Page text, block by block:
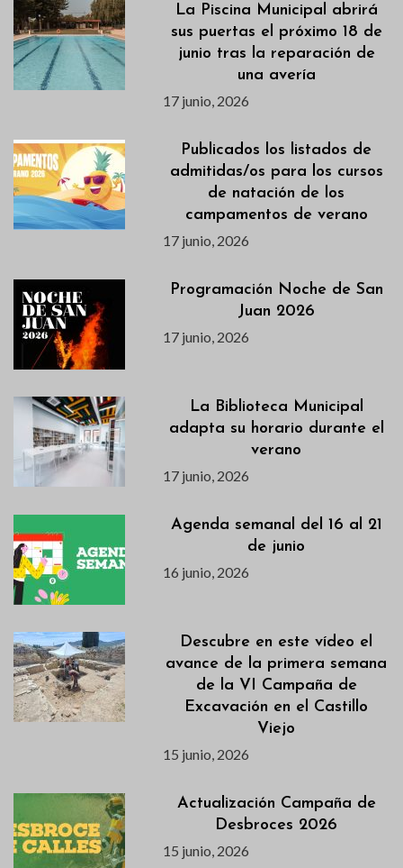
La Piscina Municipal abrirá
sus puertas el próximo 18 de
junio tras la reparación de
una avería
17 junio, 2026
Publicados los listados de
admitidas/os para los cursos
de natación de los
campamentos de verano
17 junio, 2026
Programación Noche de San
Juan 2026
17 junio, 2026
La Biblioteca Municipal
adapta su horario durante el
verano
17 junio, 2026
Agenda semanal del 16 al 21
de junio
16 junio, 2026
Descubre en este vídeo el
avance de la primera semana
de la VI Campaña de
Excavación en el Castillo
Viejo
15 junio, 2026
Actualización Campaña de
Desbroces 2026
15 junio, 2026